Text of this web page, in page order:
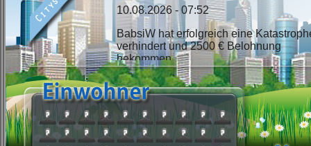
10.08.2026 - 07:52
BabsiW hat erfolgreich eine
verhindert und 2500 € Belohnung
bekommen.
Stadtnews Cityslife?